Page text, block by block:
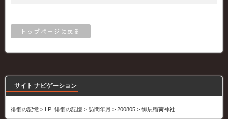
トップページに戻る
サイト ナビゲーション
徘徊の記憶 > LP_徘徊の記憶 > 訪問年月 > 200805 > 御辰稲荷神社